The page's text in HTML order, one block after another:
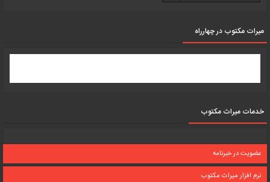
میرات مکتوب در چهارراه
خدمات میراث مکتوب
عضویت در خبرنامه
نرم افزار میراث مکتوب